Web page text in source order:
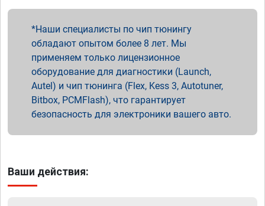
Наши специалисты по чип тюнингу
обладают опытом более 8 лет. Мы
применяем только лицензионное
оборудование для диагностики (Launch,
Autel) и чип тюнинга (Flex, Kess 3, Autotuner,
Bitbox, PCMFlash), что гарантирует
безопасность для электроники вашего авто.
Ваши действия: